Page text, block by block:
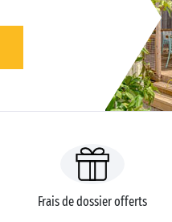
Frais de dossier offerts